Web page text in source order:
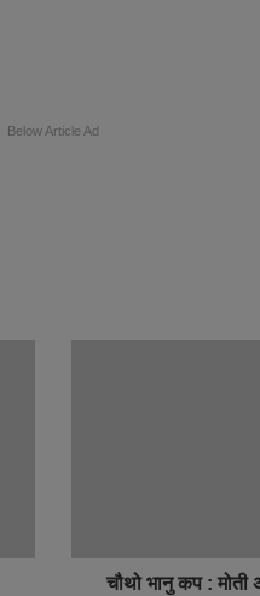
Below Article Ad
चौथो भानु कप :